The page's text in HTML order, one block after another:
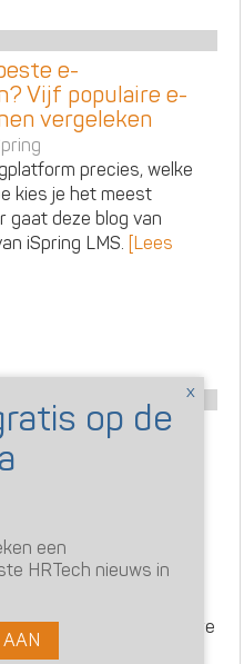
e-
Vijf populaire e-
vergeleken
precies, welke
kies je het meest
gaat deze blog van
iSpring LMS. [Lees
Hout hun
maar echt HR-beleid
samen met
processen. HR
deelt in dit interview
en tips voor andere
…]
een
HRTech nieuws in